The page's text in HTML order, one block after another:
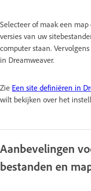
Selecteer of maak een
versies van uw
computer staan.
in Dreamweaver.
Zie Een site definiëren in
wilt bekijken over het
Aanbevelingen
bestanden en